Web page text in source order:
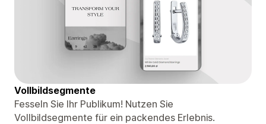
Vollbildsegmente
Fesseln Sie Ihr Publikum! Nutzen Sie
Vollbildsegmente für ein packendes Erlebnis.